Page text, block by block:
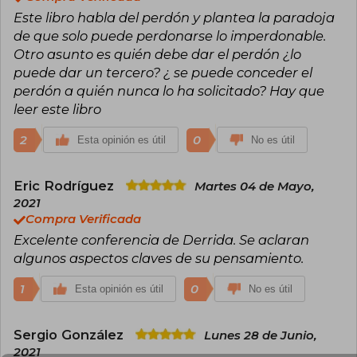
Entre sus obras más destacadas se encuentran
Of Grammatology (1967), Writing and Difference
(1967) y Margins of Philosophy (1972). A lo largo
de su vida académica, abordó temas como la
escritura, la diferencia, la presencia, la identidad,
la justicia, la memoria y la alteridad. Su estilo,
complejo y frecuentemente polémico, generó
Derrida deja un legado que sigue vivo en
múltiples disciplinas, movilizando el
procedimiento crítico.
Este libro habla del perdón y plantea la paradoja
de que solo puede perdonarse lo imperdonable.
Otro asunto es quién debe dar el perdón ¿lo
puede dar un tercero? ¿ se puede conceder el
perdón a quién nunca lo ha solicitado? Hay que
leer este libro
2 Esta opinión es útil 0 No es útil
Eric Rodríguez
Martes 04 de Mayo,
2021
Compra Verificada
Excelente conferencia de Derrida. Se aclaran
algunos aspectos claves de su pensamiento.
1 Esta opinión es útil 0 No es útil
Sergio González
Lunes 28 de Junio,
2021